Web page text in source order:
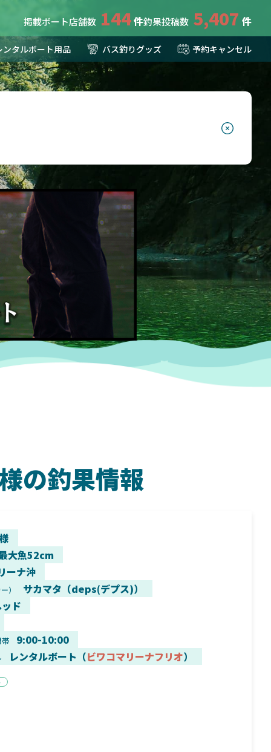
掲載ボート店舗数 144 釣果投稿数 5,407
ンタルボート用品 バス釣りグッズ 予約キャンセル
の釣果情報
大魚52cm
ーナ沖
）
サカマタ（deps(デプス)）
ド
帯 9:00-10:00
レンタルボート（ビワコマリーナフリオ）
め！
16日
意のままに！24ヴァンフォードとの違いも
解説！